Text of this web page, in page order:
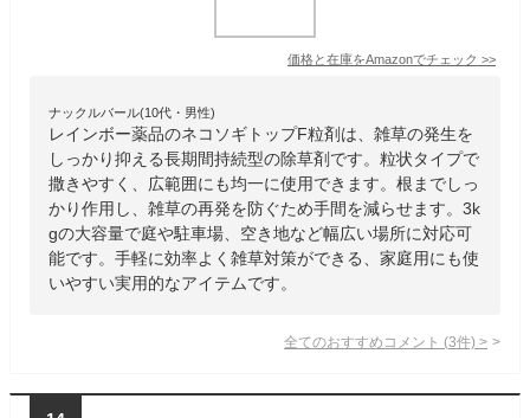
価格と在庫をAmazonでチェック >>
ナックルバール(10代・男性)
レインボー薬品のネコソギトップF粒剤は、雑草の発生を
しっかり抑える長期間持続型の除草剤です。粒状タイプで
撒きやすく、広範囲にも均一に使用できます。根までしっ
かり作用し、雑草の再発を防ぐため手間を減らせます。3k
gの大容量で庭や駐車場、空き地など幅広い場所に対応可
能です。手軽に効率よく雑草対策ができる、家庭用にも使
いやすい実用的なアイテムです。
全てのおすすめコメント (3件) >